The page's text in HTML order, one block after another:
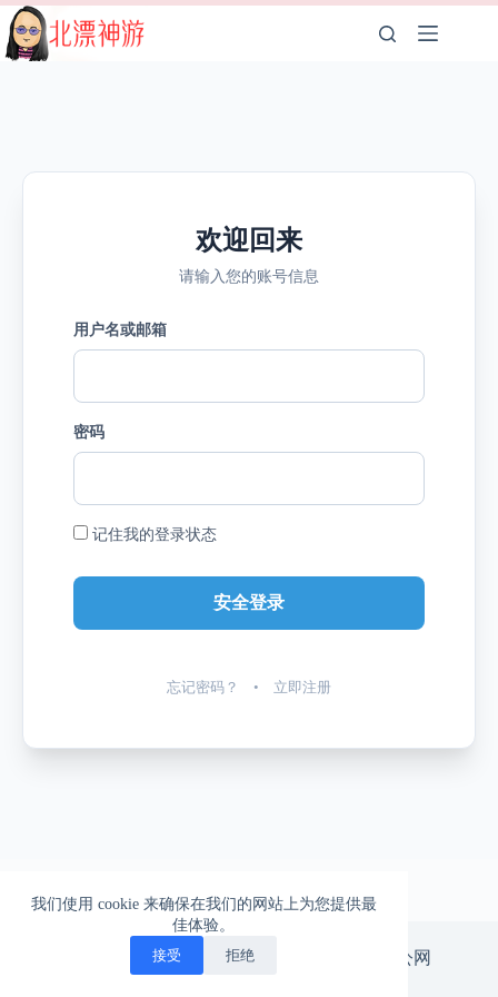
跳
至
内
我们使用 cookie 来确保在我们的网站上为您提供最
佳体验。
接受 拒绝
欢迎回来
请输入您的账号信息
用户名或邮箱
密码
记住我的登录状态
忘记密码？ • 立即注册
一柱擎天的爱情，一往无前的生活
版权所有 © 北漂神游。
京ICP备14029665号-3
京公网